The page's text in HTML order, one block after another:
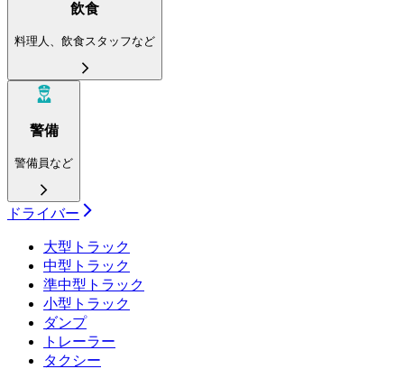
飲食
料理人、飲食スタッフなど
警備
警備員など
ドライバー
大型トラック
中型トラック
準中型トラック
小型トラック
ダンプ
トレーラー
タクシー